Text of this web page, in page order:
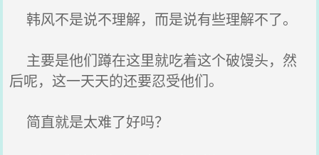
韩风不是说不理解，而是说有些理解不了。
主要是他们蹲在这里就吃着这个破馒头，然
后呢，这一天天的还要忍受他们。
简直就是太难了好吗？